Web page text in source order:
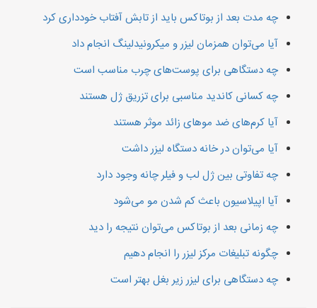
چه مدت بعد از بوتاکس باید از تابش آفتاب خودداری کرد
آیا می‌توان همزمان لیزر و میکرونیدلینگ انجام داد
چه دستگاهی برای پوست‌های چرب مناسب است
چه کسانی کاندید مناسبی برای تزریق ژل هستند
آیا کرم‌های ضد موهای زائد موثر هستند
آیا می‌توان در خانه دستگاه لیزر داشت
چه تفاوتی بین ژل لب و فیلر چانه وجود دارد
آیا اپیلاسیون باعث کم شدن مو می‌شود
چه زمانی بعد از بوتاکس می‌توان نتیجه را دید
چگونه تبلیغات مرکز لیزر را انجام دهیم
چه دستگاهی برای لیزر زیر بغل بهتر است